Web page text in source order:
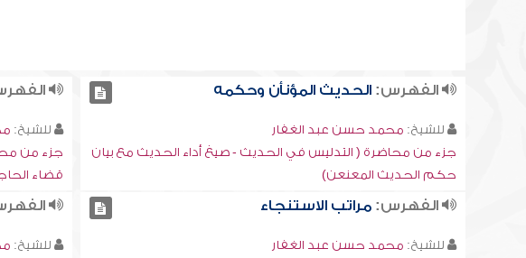
الفهرس:الحديث المؤنأن وحكمه
للشيخ: محمد حسن عبد الغفار
جزء من محاضرة ( التدليس في الحديث - صيغ أداء الحديث مع بيان
حكم الحديث المعنعن)
للشيخ:
جزء من
قضاء
الفهرس:مراتب الاستنجاء
للشيخ: محمد حسن عبد الغفار
للشيخ: